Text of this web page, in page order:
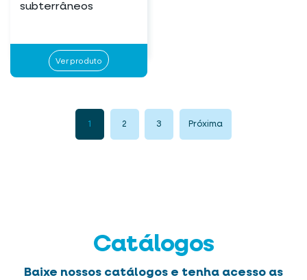
subterrâneos
Ver produto
1 2 3 Próxima
Catálogos
Baixe nossos catálogos e tenha acesso as